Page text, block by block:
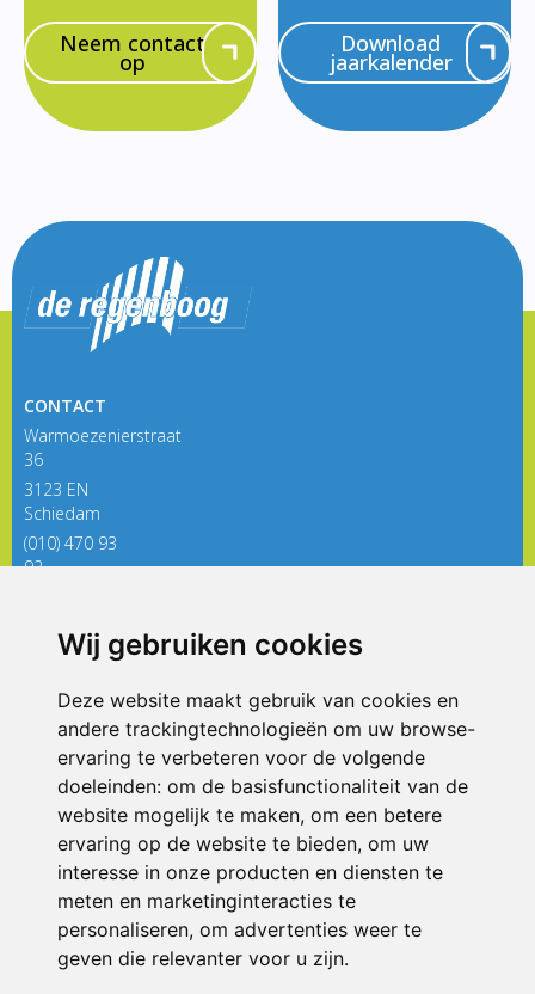
Wij gebruiken cookies
Deze website maakt gebruik van cookies en
andere trackingtechnologieën om uw browse-
ervaring te verbeteren voor de volgende
doeleinden: om de basisfunctionaliteit van de
website mogelijk te maken, om een betere
ervaring op de website te bieden, om uw
interesse in onze producten en diensten te
meten en marketinginteracties te
personaliseren, om advertenties weer te
geven die relevanter voor u zijn.
Neem contact
op
Download
jaarkalender
CONTACT
Warmoezenierstraat
36
3123 EN
Schiedam
(010) 470 93
92
ONDERDEEL VAN
© 2026 De Regenboog | Alle rechten voorbehouden
Privacy policy|Disclaimer| Klachtenregeling|RSIN en Anbi
voorkeuren